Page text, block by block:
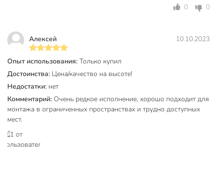
Диаметр подключения, мм
Страна производства
Материал
Тип присоединения
под пайку
0 0
Алексей 10.10.2023
Опыт использования: Только купил
Достоинства: Цена/качество на высоте!
Недостатки: нет
Комментарий: Очень редкое исполнение, хорошо подходит для
монтажа в ограниченных пространствах и трудно доступных
мест.